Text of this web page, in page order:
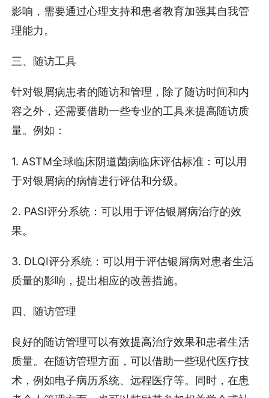
影响，需要通过心理支持和患者教育加强其自我管
理能力。
三、随访工具
针对银屑病患者的随访和管理，除了随访时间和内
容之外，还需要借助一些专业的工具来提高随访质
量。例如：
1. ASTM全球临床阴道菌病临床评估标准：可以用
于对银屑病的病情进行评估和分级。
2. PASI评分系统：可以用于评估银屑病治疗的效
果。
3. DLQI评分系统：可以用于评估银屑病对患者生活
质量的影响，提出相应的改善措施。
四、随访管理
良好的随访管理可以有效提高治疗效果和患者生活
质量。在随访管理方面，可以借助一些现代医疗技
术，例如电子病历系统、远程医疗等。同时，在患